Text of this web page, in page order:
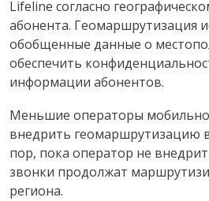
Lifeline согласно
абонента. Геомаршрутизация
обобщенные данные о
обеспечить
информации абонентов.
Меньшие операторы
внедрить геомаршрутизацию
пор, пока оператор не
звонки продолжат
региона.